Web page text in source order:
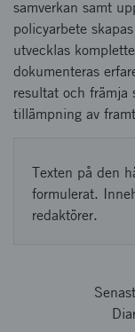
samverkan samt
policyarbete
utvecklas
dokumenteras
resultat och främja
tillämpning av
Texten på den
formulerat.
redaktörer.